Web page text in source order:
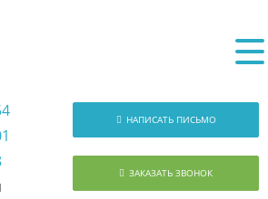
НАПИСАТЬ ПИСЬМО
ЗАКАЗАТЬ ЗВОНОК